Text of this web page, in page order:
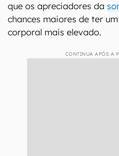
que os apreciadores da
chances maiores de ter
corporal mais elevado.
CONTINUA APÓS A